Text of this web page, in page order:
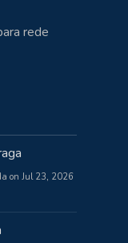
rede
on Jul 23, 2026